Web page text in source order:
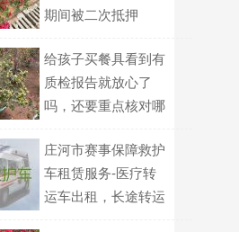
期间被二次抵押
给孩子买餐具看到有
质检报告就放心了
吗，还要重点核对哪
庄河市赛事保障救护
车租赁服务-医疗转
运车出租，长途转运